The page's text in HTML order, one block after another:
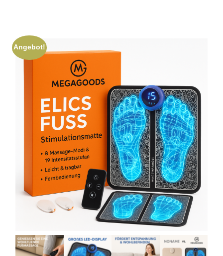
Angebot!